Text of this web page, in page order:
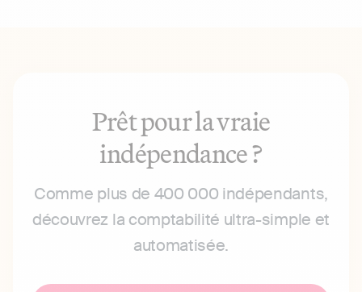
Prêt pour la vraie
indépendance ?
Comme plus de 400 000 indépendants,
découvrez la comptabilité ultra-simple et
automatisée.